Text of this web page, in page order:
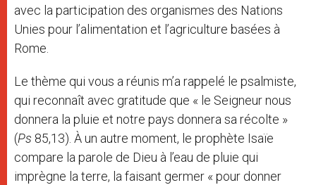
avec la participation des organismes des Nations
Unies pour l’alimentation et l’agriculture basées à
Rome.
Le thème qui vous a réunis m’a rappelé le psalmiste,
qui reconnaît avec gratitude que « le Seigneur nous
donnera la pluie et notre pays donnera sa récolte »
(Ps 85,13). À un autre moment, le prophète Isaïe
compare la parole de Dieu à l’eau de pluie qui
imprègne la terre, la faisant germer « pour donner